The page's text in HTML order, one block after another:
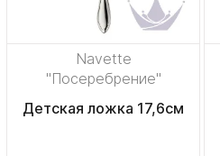
Navette
"Посеребрение"
Детская ложка 17,6см